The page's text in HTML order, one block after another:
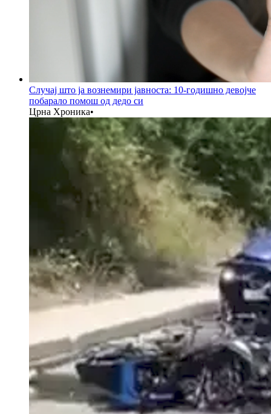
Случај што ја вознемири јавноста: 10-годишно девојче
побарало помош од дедо си
Црна Хроника•